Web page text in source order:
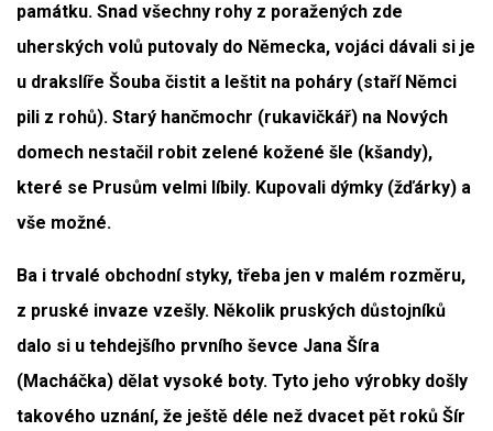
památku. Snad všechny rohy z poražených zde
uherských volů putovaly do Německa, vojáci dávali si je
u drakslíře Šouba čistit a leštit na poháry (staří Němci
pili z rohů). Starý hančmochr (rukavičkář) na Nových
domech nestačil robit zelené kožené šle (kšandy),
které se Prusům velmi líbily. Kupovali dýmky (žďárky) a
vše možné.
Ba i trvalé obchodní styky, třeba jen v malém rozměru,
z pruské invaze vzešly. Několik pruských důstojníků
dalo si u tehdejšího prvního ševce Jana Šíra
(Macháčka) dělat vysoké boty. Tyto jeho výrobky došly
takového uznání, že ještě déle než dvacet pět roků Šír